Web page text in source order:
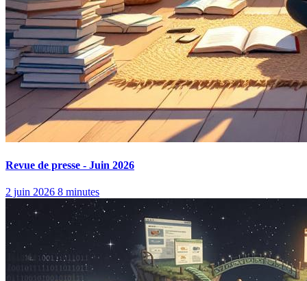
Revue de presse - Juin 2026
2 juin 2026 8 minutes